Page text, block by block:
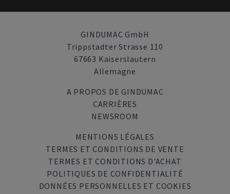
GINDUMAC GmbH
Trippstadter Strasse 110
67663 Kaiserslautern
Allemagne
A PROPOS DE GINDUMAC
CARRIÈRES
NEWSROOM
MENTIONS LÉGALES
TERMES ET CONDITIONS DE VENTE
TERMES ET CONDITIONS D'ACHAT
POLITIQUES DE CONFIDENTIALITÉ
DONNÉES PERSONNELLES ET COOKIES